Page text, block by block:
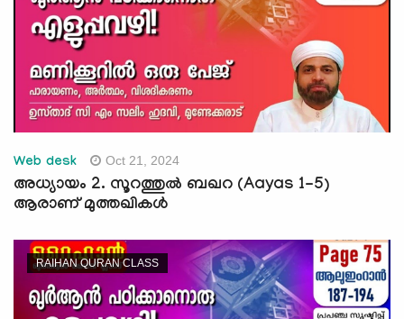
Web desk Oct 21, 2024
അധ്യായം 2. സൂറത്തുല്‍ ബഖറ (Aayas 1-5)
ആരാണ് മുത്തഖികൾ
RAIHAN QURAN CLASS